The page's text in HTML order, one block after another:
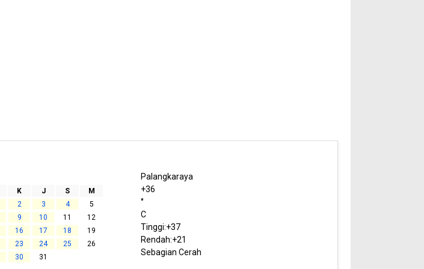
K J S
M
2 3 4
5
9 10 11
12
16 17 18
19
23 24 25
26
30
31
Palangkaraya
+36
°
C
Tinggi:+37
Rendah:+21
Sebagian Cerah